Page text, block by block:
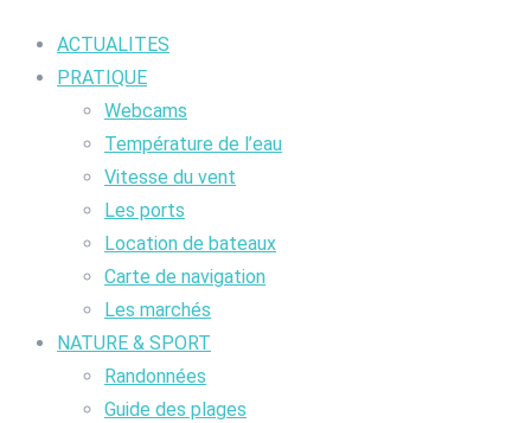
ACTUALITES
PRATIQUE
Webcams
Température de l’eau
Vitesse du vent
Les ports
Location de bateaux
Carte de navigation
Les marchés
NATURE & SPORT
Randonnées
Guide des plages